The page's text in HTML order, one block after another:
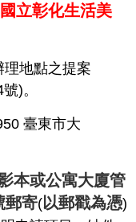
國立彰化生活美
地點之提案
號)。
臺東市大
本或公寓大廈管
郵寄( 以郵戳為憑)